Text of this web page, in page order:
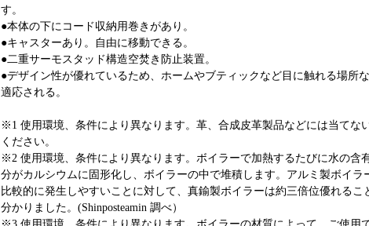
す。
●本体の下にコード収納用巻きがあり。
●キャスターあり。自由に移動できる。
●二重サーモスタッド構造空焚き防止装置。
●デザイン性が優れているため、ホームやブティックなど目に触れる場所
適応される。
※1 使用環境、条件により異なります。革、合成皮革製品などには当てな
ください。
※2 使用環境、条件により異なります。ボイラーで加熱するたびに水の含
分がカルシウムに固形化し、ボイラーの中で堆積します。アルミ製ボイラ
比較的に発生しやすいことに対して、真鍮製ボイラーは約三倍位優れるこ
分かりました。(Shinposteamin 調べ）